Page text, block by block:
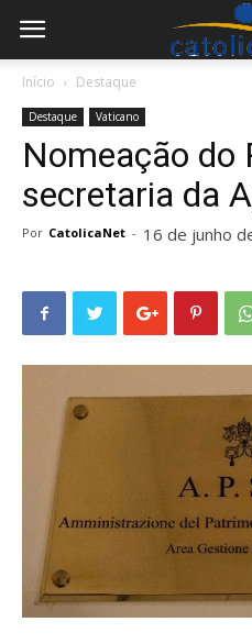
Início Destaque
Destaque Vaticano
Nomeação do
secretaria da
Por CatolicaNet - 16 de junho